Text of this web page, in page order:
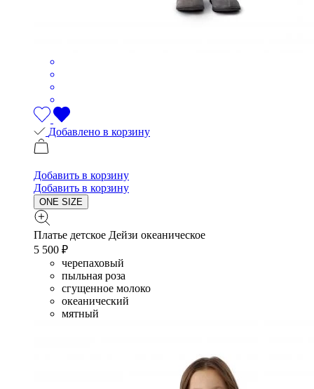
Добавлено в корзину
Добавить в корзину
Добавить в корзину
ONE SIZE
Платье детское Дейзи океаническое
5 500 ₽
черепаховый
пыльная роза
сгущенное молоко
океанический
мятный